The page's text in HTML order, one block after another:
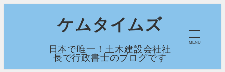
ケムタイムズ
日本で唯一！土木建設会社社
長で行政書士のブログです
MENU